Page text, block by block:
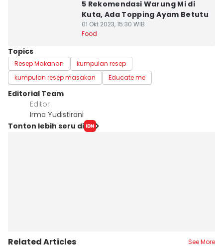
5 Rekomendasi Warung Mi di
Kuta, Ada Topping Ayam Betutu
01 Okt 2023, 15:30 WIB
Food
Topics
Resep Makanan
kumpulan resep
kumpulan resep masakan
Educate me
Editorial Team
Editor
Irma Yudistirani
Tonton lebih seru di
Related Articles See More